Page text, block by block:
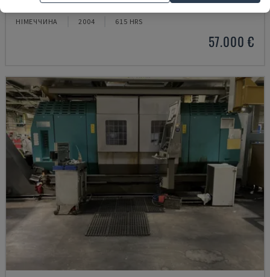
MAZAK - ТОКАРНО-ФРЕЗЕРНИЙ ЦЕНТР
НІМЕЧЧИНА 2004 615 HRS
57.000 €